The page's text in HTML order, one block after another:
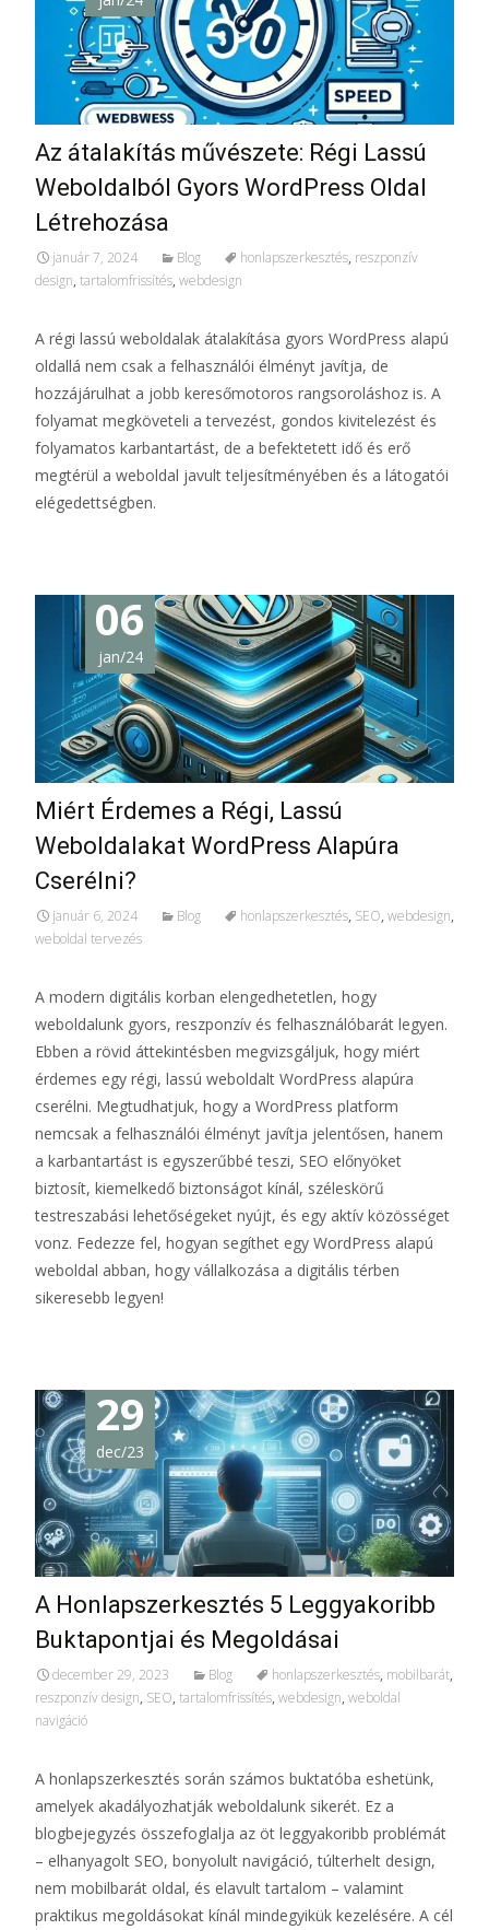
Az átalakítás művészete: Régi Lassú
Weboldalból Gyors WordPress Oldal
Létrehozása
január 7, 2024 Blog honlapszerkesztés, reszponzív
design, tartalomfrissítés, webdesign
A régi lassú weboldalak átalakítása gyors WordPress alapú
oldallá nem csak a felhasználói élményt javítja, de
hozzájárulhat a jobb keresőmotoros rangsoroláshoz is. A
folyamat megköveteli a tervezést, gondos kivitelezést és
folyamatos karbantartást, de a befektetett idő és erő
megtérül a weboldal javult teljesítményében és a látogatói
elégedettségben.
06
jan/24
Miért Érdemes a Régi, Lassú
Weboldalakat WordPress Alapúra
Cserélni?
január 6, 2024 Blog honlapszerkesztés, SEO, webdesign,
weboldal tervezés
A modern digitális korban elengedhetetlen, hogy
weboldalunk gyors, reszponzív és felhasználóbarát legyen.
Ebben a rövid áttekintésben megvizsgáljuk, hogy miért
érdemes egy régi, lassú weboldalt WordPress alapúra
cserélni. Megtudhatjuk, hogy a WordPress platform
nemcsak a felhasználói élményt javítja jelentősen, hanem
a karbantartást is egyszerűbbé teszi, SEO előnyöket
biztosít, kiemelkedő biztonságot kínál, széleskörű
testreszabási lehetőségeket nyújt, és egy aktív közösséget
vonz. Fedezze fel, hogyan segíthet egy WordPress alapú
weboldal abban, hogy vállalkozása a digitális térben
sikeresebb legyen!
29
dec/23
A Honlapszerkesztés 5 Leggyakoribb
Buktapontjai és Megoldásai
december 29, 2023 Blog honlapszerkesztés, mobilbarát,
reszponzív design, SEO, tartalomfrissítés, webdesign, weboldal
navigáció
A honlapszerkesztés során számos buktatóba eshetünk,
amelyek akadályozhatják weboldalunk sikerét. Ez a
blogbejegyzés összefoglalja az öt leggyakoribb problémát
– elhanyagolt SEO, bonyolult navigáció, túlterhelt design,
nem mobilbarát oldal, és elavult tartalom – valamint
praktikus megoldásokat kínál mindegyikük kezelésére. A cél